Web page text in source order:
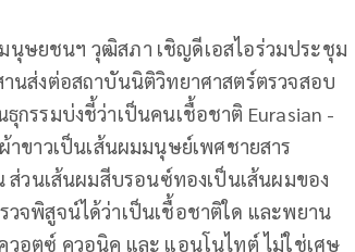
นุษยชน​ฯ​ วุฒิสภา​ เชิญดีเอสไอร่วมประชุม​
นส่งต่อสถาบันนิติวิทยาศาสตร์​ตรวจสอบ​
รรม​บ่งชี้ว่าเป็นคนเชื้อชาติ​ Eurasian -​
าขาวเป็นเส้นผมมนุษย์เพศชายสาร
ส่วนเส้นผมสีบรอนซ์ทองเป็นเส้นผมของ
จพิสูจน์ได้ว่าเป็นเชื้อชาติใด และพยาน
อตซ์ ควอนิค และ แอนโนไทต์ ไม่ใช่เศษ